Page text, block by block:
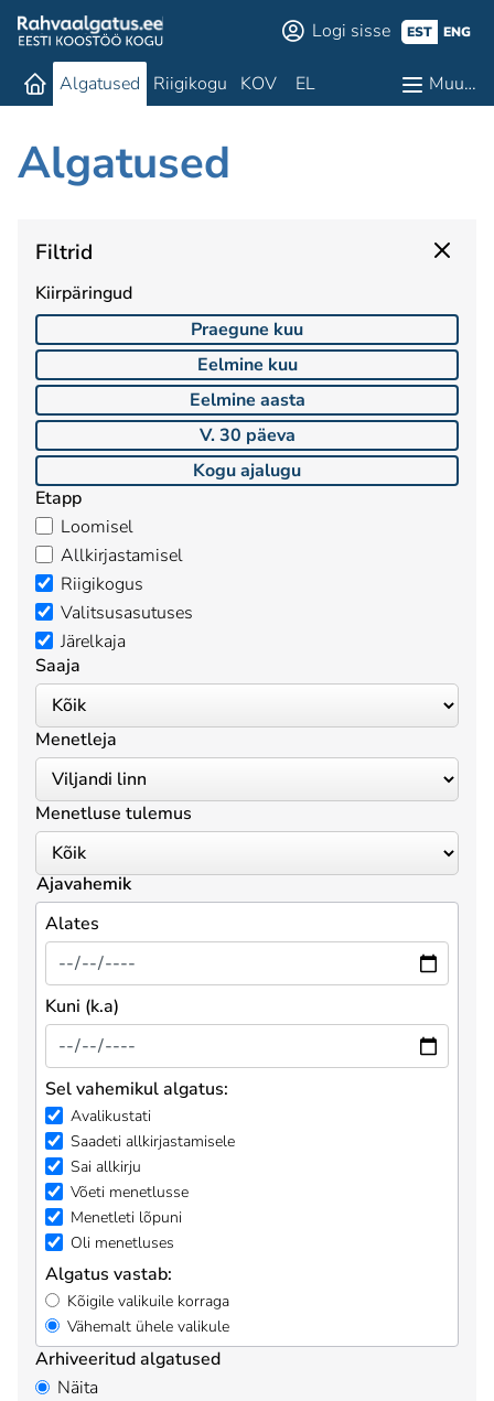
Logi sisse EST ENG
Algatused Riigikogu KOV EL Muu…
Algatused
Filtrid
Kiirpäringud
Praegune kuu
Eelmine kuu
Eelmine aasta
V. 30 päeva
Kogu ajalugu
Etapp
Loomisel
Allkirjastamisel
Riigikogus
Valitsusasutuses
Järelkaja
Saaja
Menetleja
Menetluse tulemus
Ajavahemik
Alates
Kuni (k.a)
Sel vahemikul algatus:
Avalikustati
Saadeti allkirjastamisele
Sai allkirju
Võeti menetlusse
Menetleti lõpuni
Oli menetluses
Algatus vastab:
Kõigile valikuile korraga
Vähemalt ühele valikule
Arhiveeritud algatused
Näita